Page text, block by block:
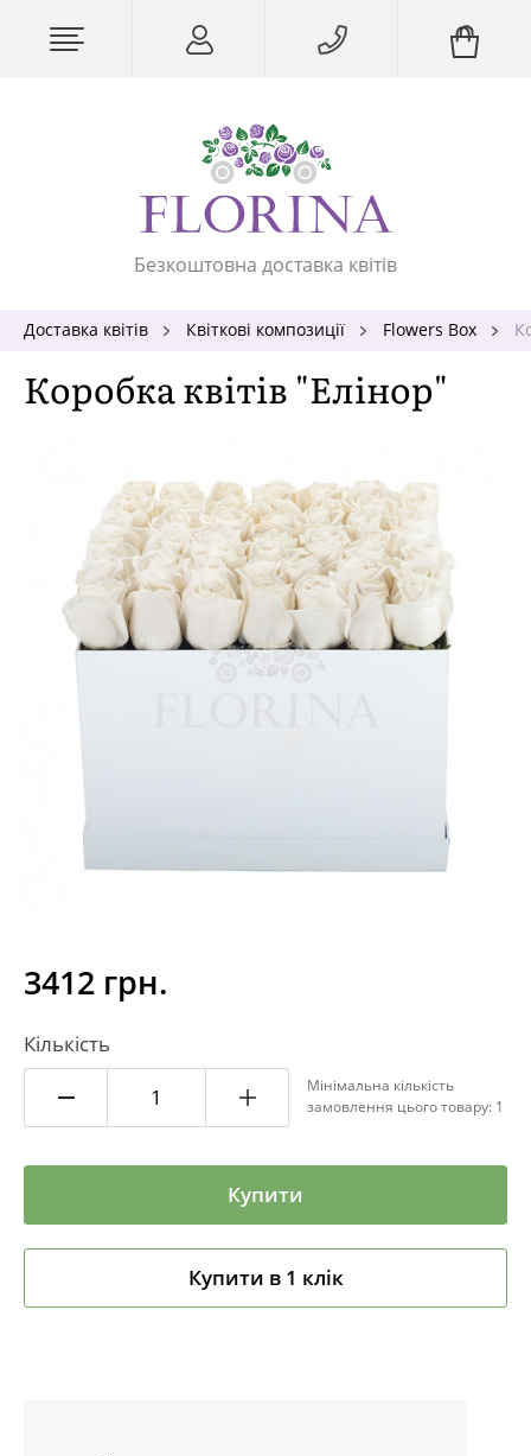
Безкоштовна доставка квітів
Доставка квітів Квіткові композиції Flowers Box
Коробка квітів "Елінор"
3412 грн.
Кількість
Мінімальна кількість
замовлення цього товару: 1
Купити
Купити в 1 клік